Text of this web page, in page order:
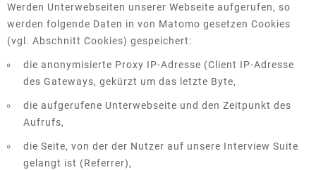
Werden Unterwebseiten unserer Webseite aufgerufen, so
werden folgende Daten in von Matomo gesetzen Cookies
(vgl. Abschnitt Cookies) gespeichert:
die anonymisierte Proxy IP-Adresse (Client IP-Adresse
des Gateways, gekürzt um das letzte Byte,
die aufgerufene Unterwebseite und den Zeitpunkt des
Aufrufs,
die Seite, von der der Nutzer auf unsere Interview Suite
gelangt ist (Referrer),